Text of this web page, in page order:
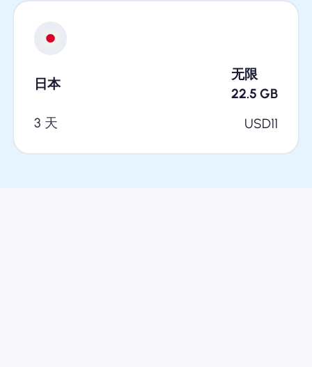
日本
无限
22.5 GB
3 天
USD11